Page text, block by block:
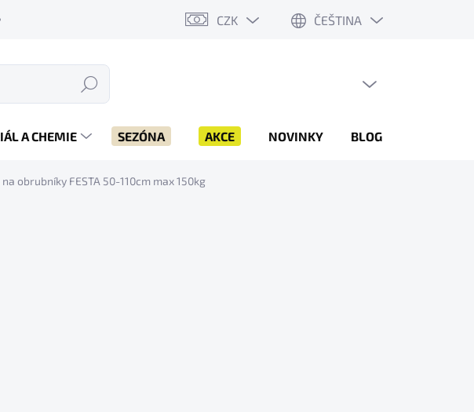
CZK ČEŠTINA
Hledat
A CHEMIE SEZÓNA AKCE NOVINKY BLOG
na obrubníky FESTA 50-110cm max 150kg